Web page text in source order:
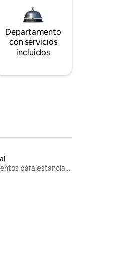
Departamento
con servicios
incluidos
Alojamientos para estancias largas